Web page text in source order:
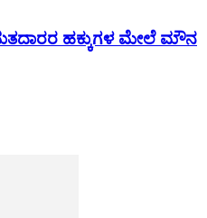
ಹಕ್ಕುಗಳ ಮೇಲೆ ಮೌನ